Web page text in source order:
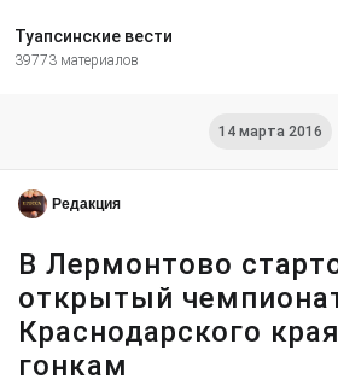
Туапсинские вести
39773 материалов
14 марта 2016
Редакция
В Лермонтово
открытый
Краснодарского
гонкам